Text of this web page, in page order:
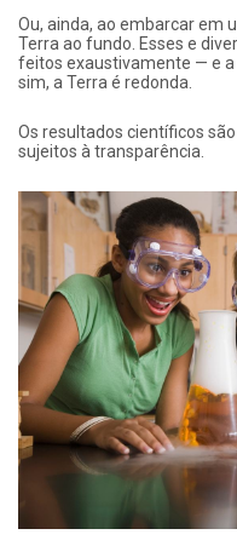
Ou, ainda, ao embarcar em
Terra ao fundo. Esses e
feitos exaustivamente — e a
sim, a Terra é redonda.
Os resultados científicos
sujeitos à transparência.